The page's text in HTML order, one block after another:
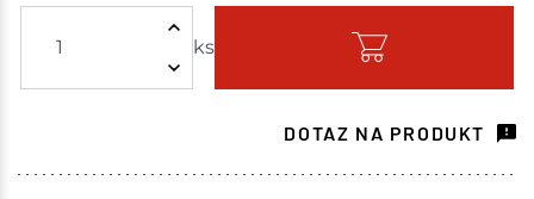
ks
Skladem - ihned k odeslání
Choceň 3 ks
DOTAZ NA PRODUKT